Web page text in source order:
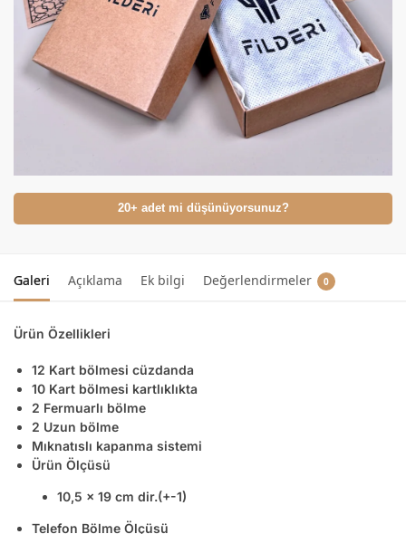
20+ adet mi düşünüyorsunuz?
Galeri Açıklama Ek bilgi Değerlendirmeler 0
Ürün Özellikleri
12 Kart bölmesi cüzdanda
10 Kart bölmesi kartlıklıkta
2 Fermuarlı bölme
2 Uzun bölme
Mıknatıslı kapanma sistemi
Ürün Ölçüsü
10,5 x 19 cm dir.(+-1)
Telefon Bölme Ölçüsü